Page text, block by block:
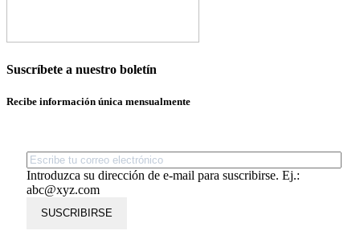
Suscríbete a nuestro boletín
Recibe información única mensualmente
Introduzca su dirección de e-mail para suscribirse. Ej.:
abc@xyz.com
SUSCRIBIRSE